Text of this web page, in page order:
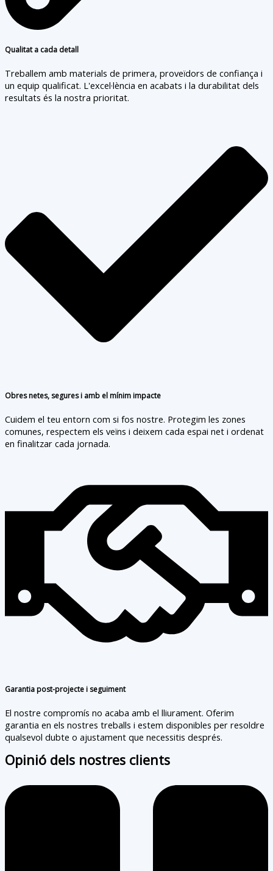
Qualitat a cada detall
Treballem amb materials de primera, proveïdors de confiança i
un equip qualificat. L'excel·lència en acabats i la durabilitat dels
resultats és la nostra prioritat.
Obres netes, segures i amb el mínim impacte
Cuidem el teu entorn com si fos nostre. Protegim les zones
comunes, respectem els veïns i deixem cada espai net i ordenat
en finalitzar cada jornada.
Garantia post-projecte i seguiment
El nostre compromís no acaba amb el lliurament. Oferim
garantia en els nostres treballs i estem disponibles per resoldre
qualsevol dubte o ajustament que necessitis després.
Opinió dels nostres clients